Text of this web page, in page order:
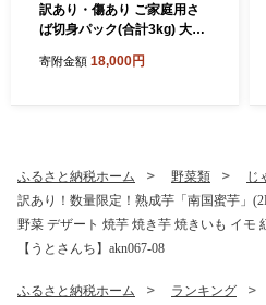
訳あり・傷あり ご家庭用さ
ば切身パック(合計3kg) 大容
ず 惣菜 焼き魚 切り身 ジップ
寄附金額 18,000円
ふるさと納税ホーム 野菜類
じ
訳あり！数量限定！熟成芋「南国蜜芋」
野菜 デザート 焼芋 焼き芋 焼きいも イモ
【うとさんち】akn067-08
ふるさと納税ホーム ランキング